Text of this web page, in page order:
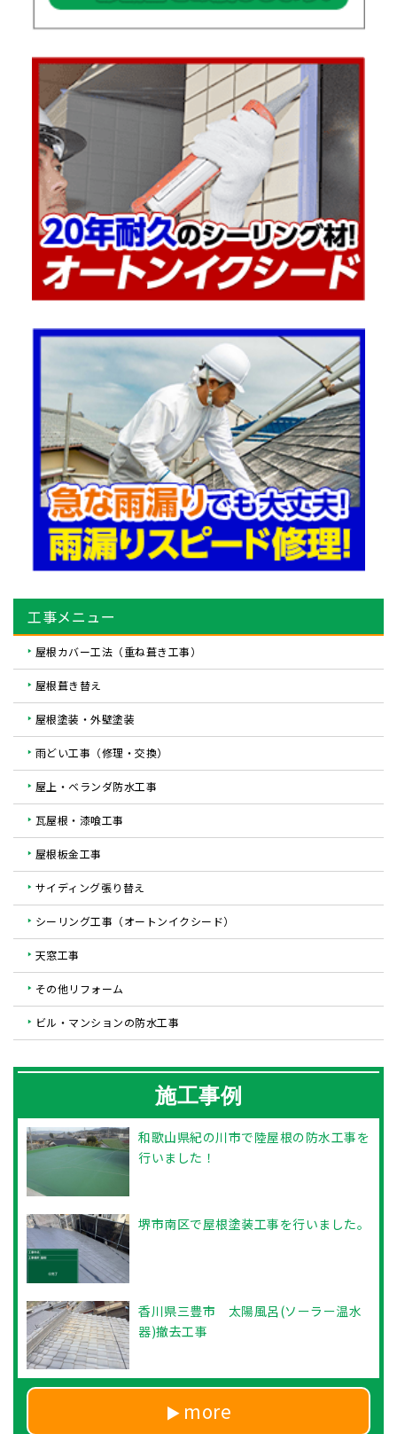
工事メニュー
屋根カバー工法（重ね葺き工事）
屋根葺き替え
屋根塗装・外壁塗装
雨どい工事（修理・交換）
屋上・ベランダ防水工事
瓦屋根・漆喰工事
屋根板金工事
サイディング張り替え
シーリング工事（オートンイクシード）
天窓工事
その他リフォーム
ビル・マンションの防水工事
施工事例
和歌山県紀の川市で陸屋根の防水工事を
行いました！
堺市南区で屋根塗装工事を行いました。
香川県三豊市 太陽風呂(ソーラー温水
器)撤去工事
more